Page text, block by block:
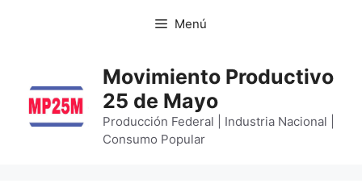
Menú
Movimiento Productivo
25 de Mayo
Producción Federal | Industria Nacional |
Consumo Popular